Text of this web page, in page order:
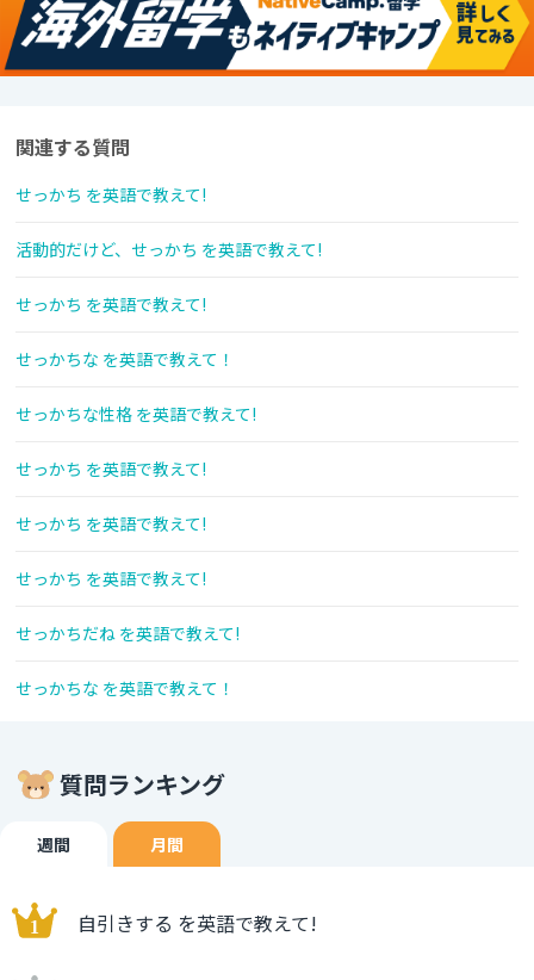
関連する質問
せっかち を英語で教えて!
活動的だけど、せっかち を英語で教えて!
せっかち を英語で教えて!
せっかちな を英語で教えて！
せっかちな性格 を英語で教えて!
せっかち を英語で教えて!
せっかち を英語で教えて!
せっかち を英語で教えて!
せっかちだね を英語で教えて!
せっかちな を英語で教えて！
質問ランキング
週間 月間
自引きする を英語で教えて!